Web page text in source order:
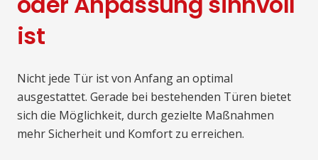
ist
Nicht jede Tür ist von Anfang an optimal
ausgestattet. Gerade bei bestehenden Türen bietet
sich die Möglichkeit, durch gezielte Maßnahmen
mehr Sicherheit und Komfort zu erreichen.